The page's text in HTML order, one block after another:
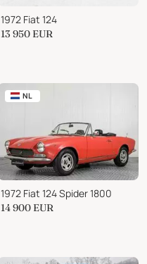
1972 Fiat 124
13 950 EUR
NL
1972 Fiat 124 Spider 1800
14 900 EUR